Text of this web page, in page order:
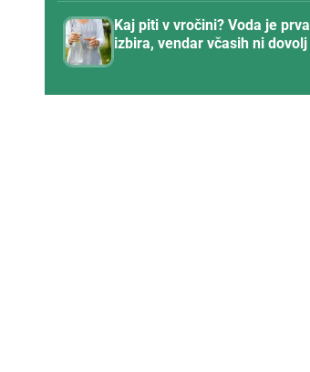
Kaj piti v vročini? Voda je prva
izbira, vendar včasih ni dovolj